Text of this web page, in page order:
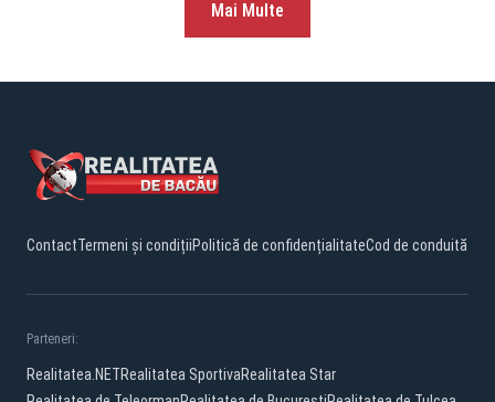
Mai Multe
ContactTermeni și condițiiPolitică de confidențialitateCod de conduită
Parteneri:
Realitatea.NETRealitatea SportivaRealitatea Star